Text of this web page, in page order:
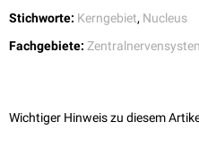
Stichworte: Kerngebiet, Nucleus
Fachgebiete:
Wichtiger Hinweis zu diesem